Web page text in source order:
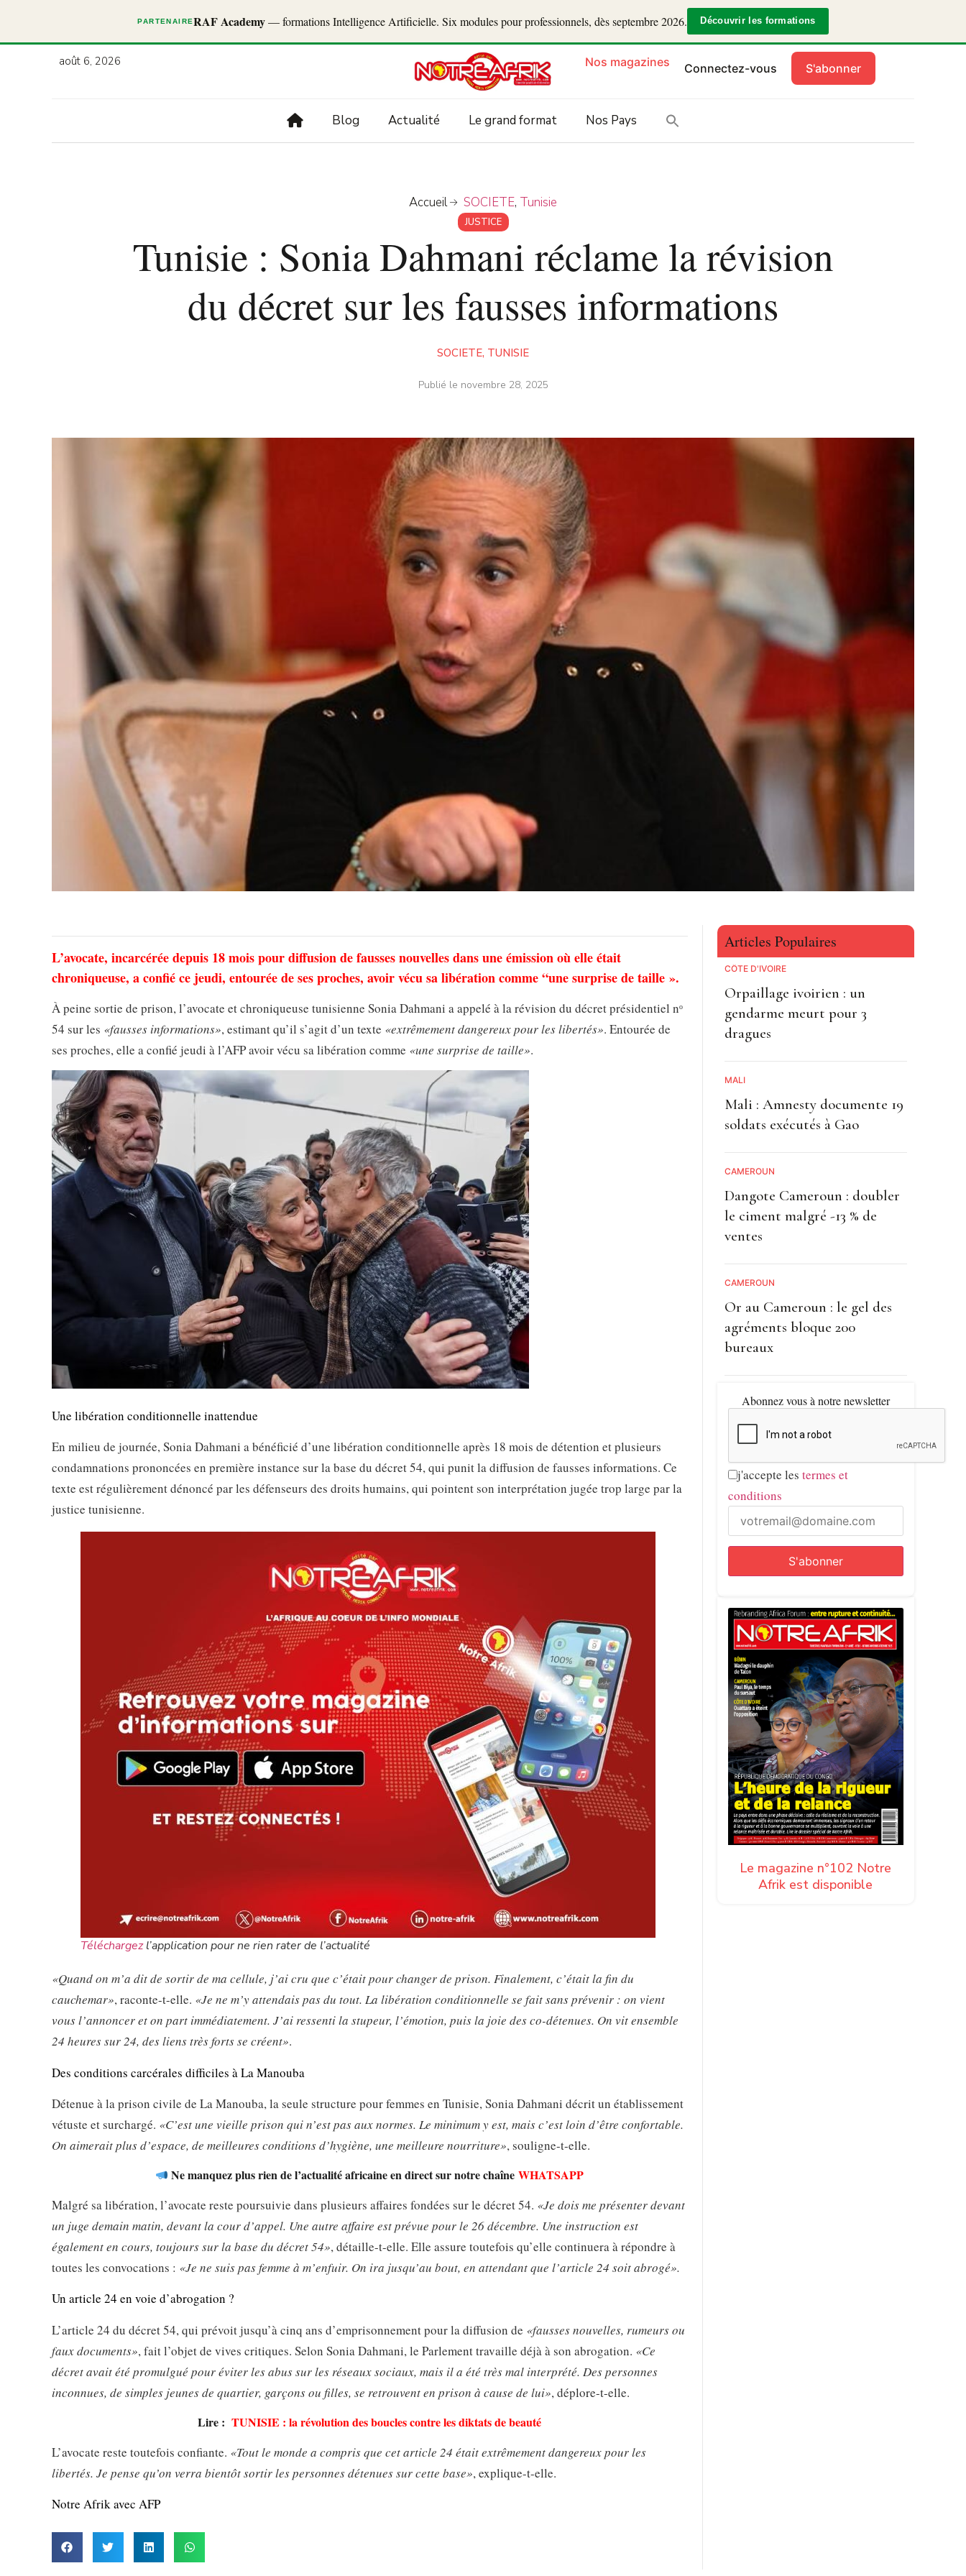
PARTENAIRERAF Academy— formations Intelligence Artificielle. Six modules pour professionnels, dès septembre 2026. Découvrir les formations
août 6, 2026 Nos magazines Connectez-vous S'abonner
Blog Actualité Le grand format Nos Pays
Accueil SOCIETE, Tunisie
JUSTICE
Tunisie : Sonia Dahmani réclame la révision
du décret sur les fausses informations
SOCIETE, TUNISIE
Publié le novembre 28, 2025
L’avocate, incarcérée depuis 18 mois pour diffusion de fausses nouvelles dans une émission où elle était
chroniqueuse, a confié ce jeudi, entourée de ses proches, avoir vécu sa libération comme “une surprise de taille ».
À peine sortie de prison, l’avocate et chroniqueuse tunisienne Sonia Dahmani a appelé à la révision du décret présidentiel nᵒ
54 sur les «fausses informations», estimant qu’il s’agit d’un texte «extrêmement dangereux pour les libertés». Entourée de
ses proches, elle a confié jeudi à l’AFP avoir vécu sa libération comme «une surprise de taille».
Une libération conditionnelle inattendue
En milieu de journée, Sonia Dahmani a bénéficié d’une libération conditionnelle après 18 mois de détention et plusieurs
condamnations prononcées en première instance sur la base du décret 54, qui punit la diffusion de fausses informations. Ce
texte est régulièrement dénoncé par les défenseurs des droits humains, qui pointent son interprétation jugée trop large par la
justice tunisienne.
Téléchargezl’application pour ne rien rater de l’actualité
«Quand on m’a dit de sortir de ma cellule, j’ai cru que c’était pour changer de prison. Finalement, c’était la fin du
cauchemar», raconte-t-elle. «Je ne m’y attendais pas du tout. La libération conditionnelle se fait sans prévenir : on vient
vous l’annoncer et on part immédiatement. J’ai ressenti la stupeur, l’émotion, puis la joie des co-détenues. On vit ensemble
24 heures sur 24, des liens très forts se créent».
Des conditions carcérales difficiles à La Manouba
Détenue à la prison civile de La Manouba, la seule structure pour femmes en Tunisie, Sonia Dahmani décrit un établissement
vétuste et surchargé. «C’est une vieille prison qui n’est pas aux normes. Le minimum y est, mais c’est loin d’être confortable.
On aimerait plus d’espace, de meilleures conditions d’hygiène, une meilleure nourriture», souligne-t-elle.
Ne manquez plus rien de l’actualité africaine en direct sur notre chaîneWHATSAPP
Malgré sa libération, l’avocate reste poursuivie dans plusieurs affaires fondées sur le décret 54. «Je dois me présenter devant
un juge demain matin, devant la cour d’appel. Une autre affaire est prévue pour le 26 décembre. Une instruction est
également en cours, toujours sur la base du décret 54», détaille-t-elle. Elle assure toutefois qu’elle continuera à répondre à
toutes les convocations : «Je ne suis pas femme à m’enfuir. On ira jusqu’au bout, en attendant que l’article 24 soit abrogé».
Un article 24 en voie d’abrogation ?
L’article 24 du décret 54, qui prévoit jusqu’à cinq ans d’emprisonnement pour la diffusion de «fausses nouvelles, rumeurs ou
faux documents», fait l’objet de vives critiques. Selon Sonia Dahmani, le Parlement travaille déjà à son abrogation. «Ce
décret avait été promulgué pour éviter les abus sur les réseaux sociaux, mais il a été très mal interprété. Des personnes
inconnues, de simples jeunes de quartier, garçons ou filles, se retrouvent en prison à cause de lui», déplore-t-elle.
Lire :TUNISIE : la révolution des boucles contre les diktats de beauté
L’avocate reste toutefois confiante. «Tout le monde a compris que cet article 24 était extrêmement dangereux pour les
libertés. Je pense qu’on verra bientôt sortir les personnes détenues sur cette base», explique-t-elle.
Notre Afrik avec AFP
Articles Populaires
CÔTE D'IVOIRE
Orpaillage ivoirien : un
gendarme meurt pour 3
dragues
MALI
Mali : Amnesty documente 19
soldats exécutés à Gao
CAMEROUN
Dangote Cameroun : doubler
le ciment malgré -13 % de
ventes
CAMEROUN
Or au Cameroun : le gel des
agréments bloque 200
bureaux
Abonnez vous à notre newsletter
j'accepte les termes et
conditions
Le magazine n°102 Notre
Afrik est disponible